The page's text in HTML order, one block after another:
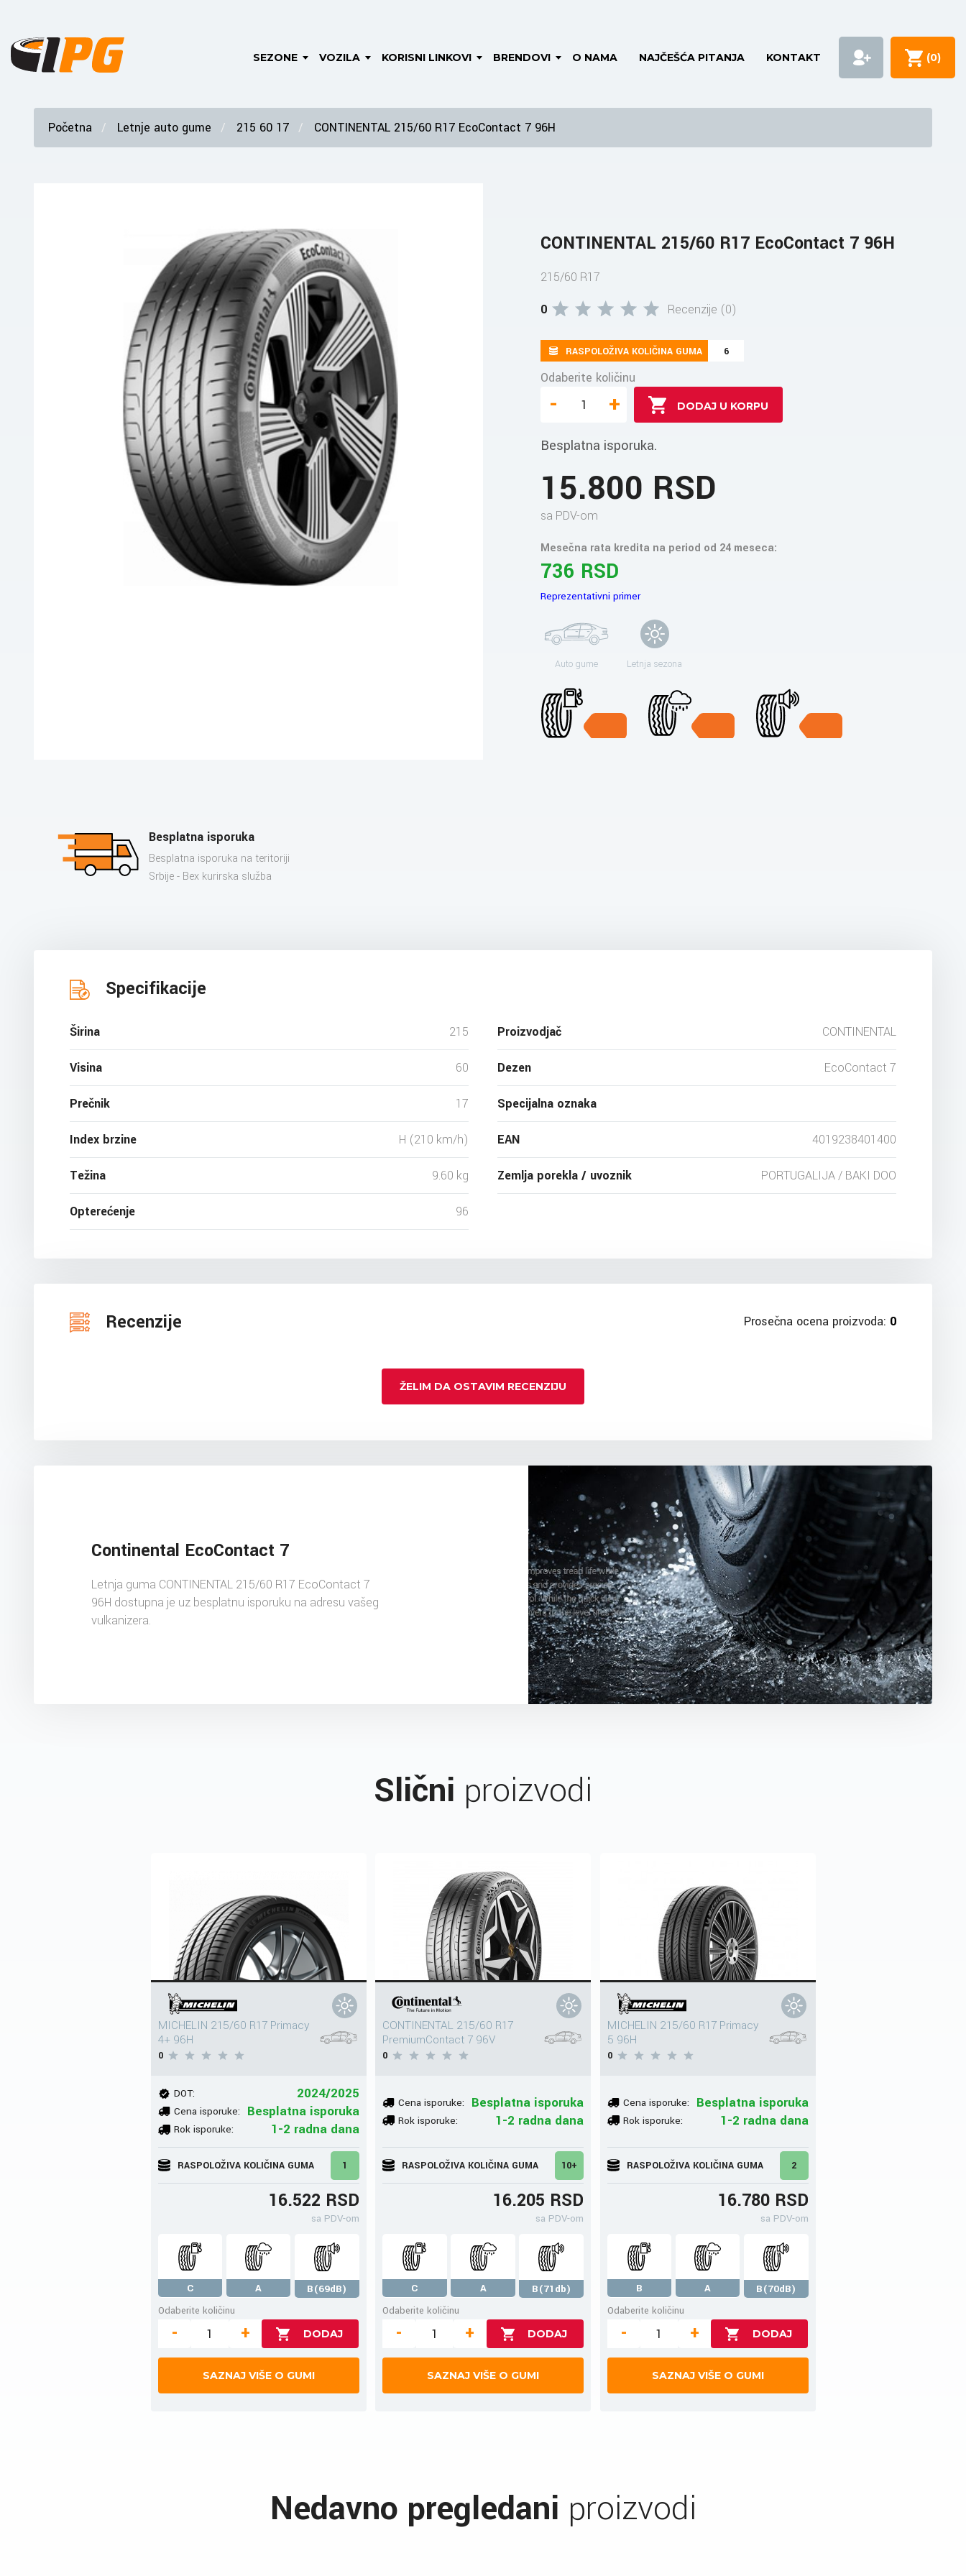
SEZONE VOZILA KORISNI LINKOVI BRENDOVI O NAMA NAJČEŠĆA PITANJA KONTAKT (0)
Početna Letnje auto gume 215 60 17 CONTINENTAL 215/60 R17 EcoContact 7 96H
CONTINENTAL 215/60 R17 EcoContact 7 96H
215/60 R17
0
Recenzije (0)
RASPOLOŽIVA KOLIČINA GUMA 6
Odaberite količinu
- +
Besplatna isporuka.
15.800 RSD
sa PDV-om
Mesečna rata kredita na period od 24 meseca:
736 RSD
Reprezentativni primer
Auto gume Letnja sezona
Besplatna isporuka
Besplatna isporuka na teritoriji
Srbije - Bex kurirska služba
Specifikacije
Širina 215
Visina 60
Prečnik 17
Index brzine H (210 km/h)
Težina 9.60 kg
Opterećenje 96
Proizvodjač CONTINENTAL
Dezen EcoContact 7
Specijalna oznaka
EAN 4019238401400
Zemlja porekla / uvoznik PORTUGALIJA / BAKI DOO
Recenzije Prosečna ocena proizvoda: 0
ŽELIM DA OSTAVIM RECENZIJU
Continental EcoContact 7
Letnja guma CONTINENTAL 215/60 R17 EcoContact 7
96H dostupna je uz besplatnu isporuku na adresu vašeg
vulkanizera.
Slični proizvodi
MICHELIN 215/60 R17 Primacy
4+ 96H
0
DOT: 2024/2025
Cena isporuke: Besplatna isporuka
Rok isporuke: 1-2 radna dana
RASPOLOŽIVA KOLIČINA GUMA 1
16.522 RSD
sa PDV-om
C A
B(69dB)
Odaberite količinu
- +
SAZNAJ VIŠE O GUMI
CONTINENTAL 215/60 R17
PremiumContact 7 96V
0
Cena isporuke: Besplatna isporuka
Rok isporuke: 1-2 radna dana
RASPOLOŽIVA KOLIČINA GUMA 10+
16.205 RSD
sa PDV-om
C A
B(71db)
Odaberite količinu
- +
SAZNAJ VIŠE O GUMI
MICHELIN 215/60 R17 Primacy
5 96H
0
Cena isporuke: Besplatna isporuka
Rok isporuke: 1-2 radna dana
RASPOLOŽIVA KOLIČINA GUMA 2
16.780 RSD
sa PDV-om
B A
B(70dB)
Odaberite količinu
- +
SAZNAJ VIŠE O GUMI
Nedavno pregledani proizvodi